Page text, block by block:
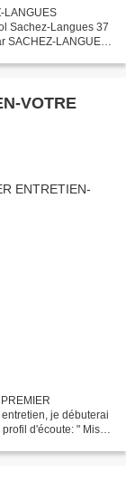
LANGUES
Sachez-Langues 37
LANGUES
VOTRE
je débuterai
d'écoute: " Mise